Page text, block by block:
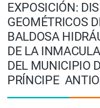
EXPOSICIÓN:
GEOMÉTRICOS
BALDOSA
DE LA
DEL MUNICIPIO
PRÍNCIPE